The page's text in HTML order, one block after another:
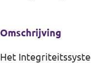
Omschrijving
Het